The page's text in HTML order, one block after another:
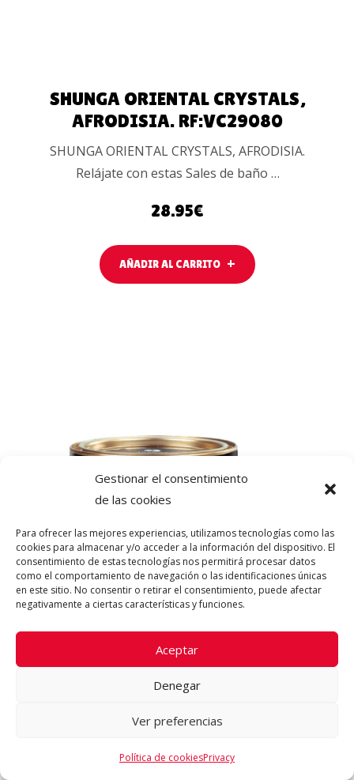
Gestionar el consentimiento
de las cookies
Para ofrecer las mejores experiencias, utilizamos tecnologías como las
cookies para almacenar y/o acceder a la información del dispositivo. El
consentimiento de estas tecnologías nos permitirá procesar datos
como el comportamiento de navegación o las identificaciones únicas
en este sitio. No consentir o retirar el consentimiento, puede afectar
negativamente a ciertas características y funciones.
Aceptar
Denegar
Ver preferencias
Política de cookiesPrivacy
SHUNGA ORIENTAL CRYSTALS,
AFRODISIA. RF:VC29080
SHUNGA ORIENTAL CRYSTALS, AFRODISIA.
Relájate con estas Sales de baño …
28.95€
AÑADIR AL CARRITO
AÑADIR AL
CARRITO
SHUNGA ORIENTAL CRYSTALS,
FLOR DE LOTO. RF: VC29082
Shunga Oriental Crystals, Flor de Loto. Relájate
con estas Sales …
31.95€